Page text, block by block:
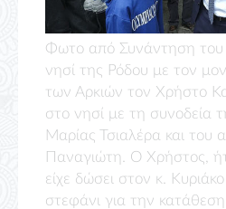
Φωτο από Συνάντηση του κ. Μητσοτάκη στο
νησί της Ρόδου με τον
των Αρκιών τον Χρήστο
στο νησί με τη συνοδεία
Μαρίας Τσιαλέρα και του
Παναγιώτη. Ο Χρήστος,
είχε δώσει στον κ.
στεφάνι για την